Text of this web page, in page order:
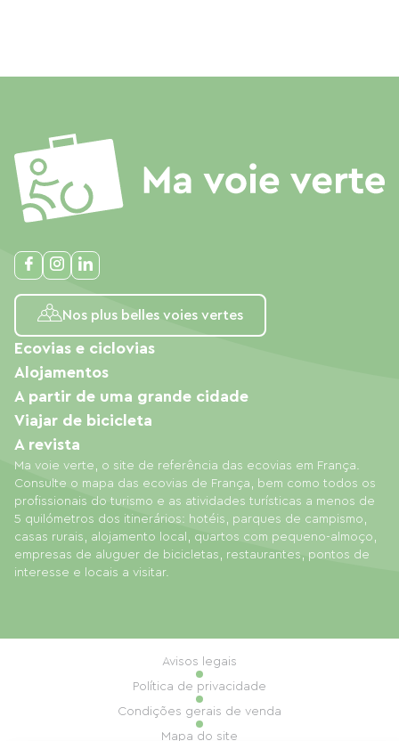
Nos plus belles voies vertes
Ma voie verte, o site de referência das ecovias em França.
Consulte o mapa das ecovias de França, bem como todos os
profissionais do turismo e as atividades turísticas a menos de
5 quilómetros dos itinerários: hotéis, parques de campismo,
casas rurais, alojamento local, quartos com pequeno-almoço,
empresas de aluguer de bicicletas, restaurantes, pontos de
interesse e locais a visitar.
Ecovias e ciclovias
Alojamentos
A partir de uma grande cidade
Viajar de bicicleta
A revista
Avisos legais
Política de privacidade
Condições gerais de venda
Mapa do site